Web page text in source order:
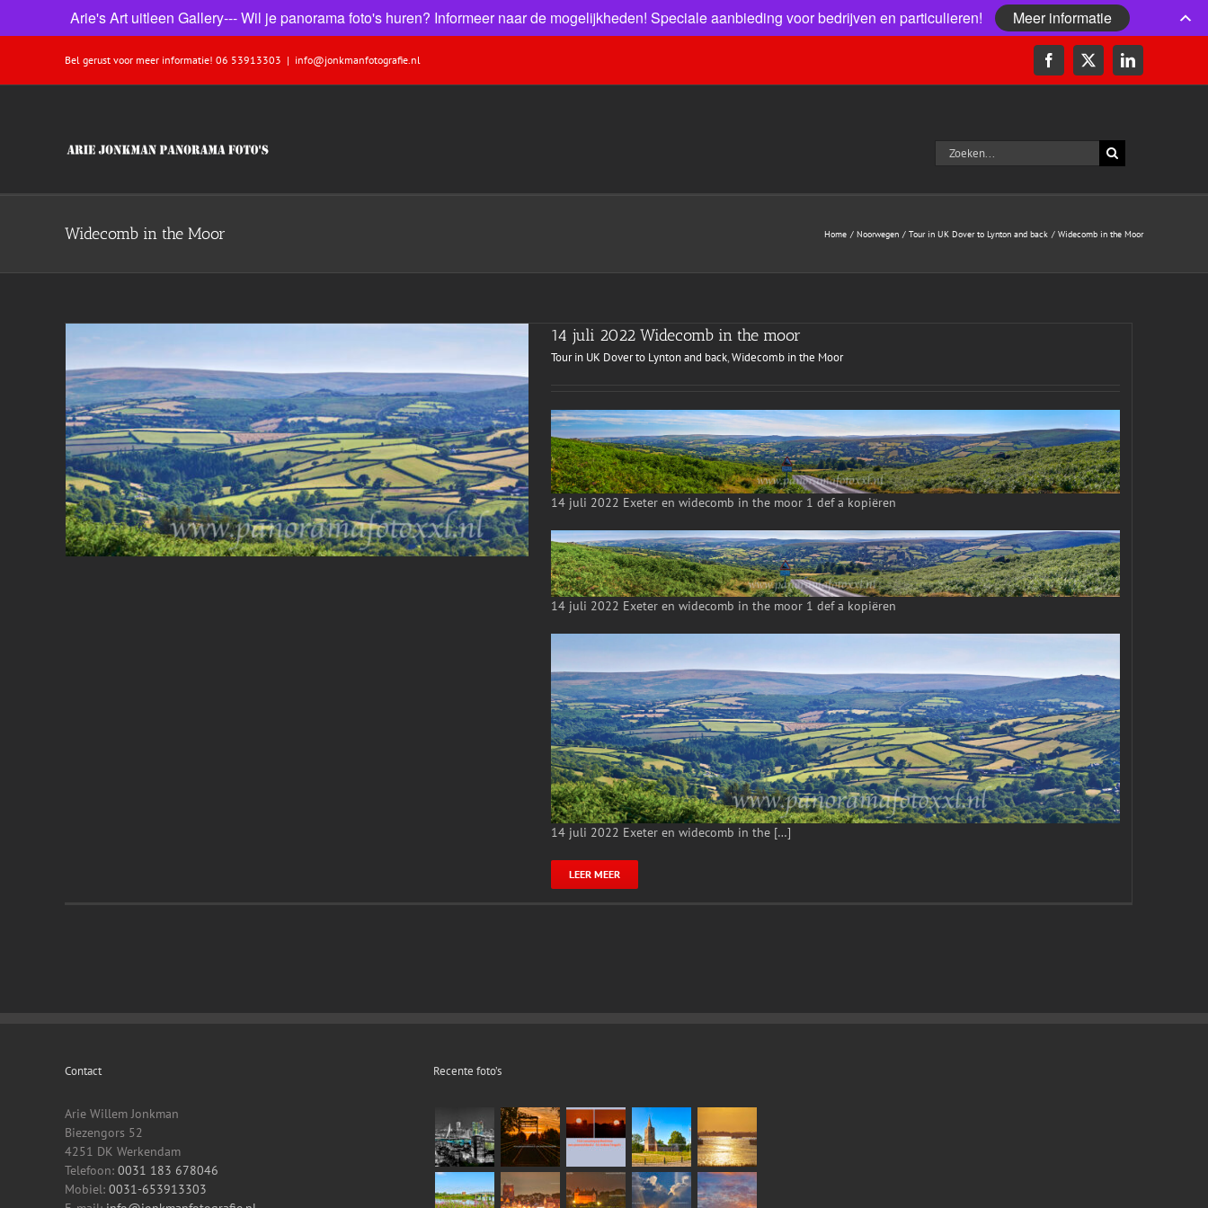
inhoud
Bel gerust voor meer informatie! 06 53913303 | info@jonkmanfotografie.nl Facebook
X LinkedIn
Zoeken
naar:
Widecomb in the Moor Home Noorwegen Tour in UK Dover to Lynton and back Widecomb in the Moor
14 juli 2022 Widecomb in the moor
Tour in UK Dover to Lynton and back,Widecomb in the Moor
14 juli 2022 Exeter en widecomb in the moor 1 def a kopiëren
14 juli 2022 Exeter en widecomb in the moor 1 def a kopiëren
14 juli 2022 Exeter en widecomb in the […]
LEER MEER
Contact
Arie Willem Jonkman
Biezengors 52
4251 DK Werkendam
Telefoon: 0031 183 678046
Mobiel: 0031-653913303
Recente foto’s
Arie's Art uitleen Gallery--- Wil je panorama foto's huren? Informeer naar de mogelijkheden! Speciale aanbieding voor bedrijven en particulieren! Meer informatie